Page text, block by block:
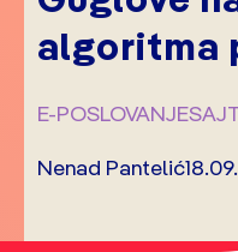
algoritma
E-POSLOVANJE
Nenad Pantelić